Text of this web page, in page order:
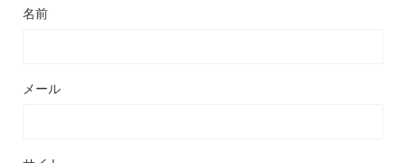
名前
メール